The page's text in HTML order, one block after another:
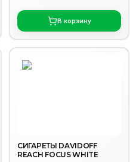
В корзину
СИГАРЕТЫ DAVIDOFF
REACH FOCUS WHITE